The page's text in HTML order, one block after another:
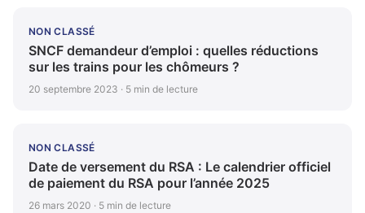
NON CLASSÉ
SNCF demandeur d’emploi : quelles réductions
sur les trains pour les chômeurs ?
20 septembre 2023 · 5 min de lecture
NON CLASSÉ
Date de versement du RSA : Le calendrier officiel
de paiement du RSA pour l’année 2025
26 mars 2020 · 5 min de lecture